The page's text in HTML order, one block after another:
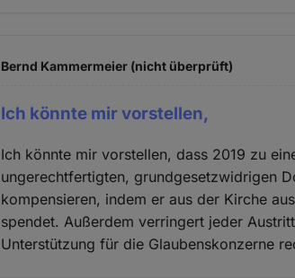
Bernd Kammermeier (nicht überprüft)
Ich könnte mir vorstellen,
Ich könnte mir vorstellen, dass 2019 zu
ungerechtfertigten, grundgesetzwidrigen
kompensieren, indem er aus der Kirche
spendet. Außerdem verringert jeder
Unterstützung für die Glaubenskonzerne